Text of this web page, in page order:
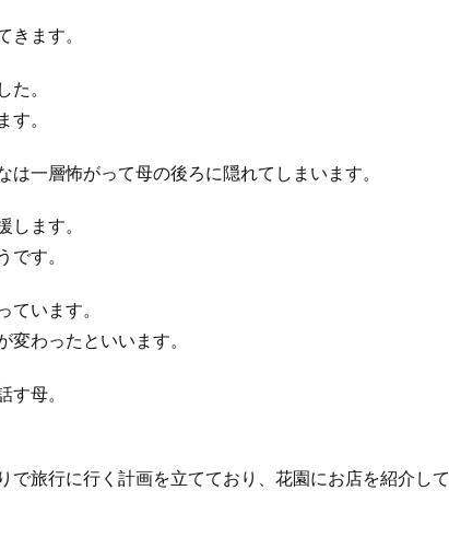
ます。
。
。
一層怖がって母の後ろに隠れてしまいます。
ます。
す。
います。
わったといいます。
母。
で旅行に行く計画を立てており、花園にお店を紹介して